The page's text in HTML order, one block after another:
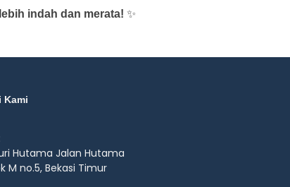
indah dan merata! ✨
Kami
Hutama Jalan Hutama
M no.5, Bekasi Timur